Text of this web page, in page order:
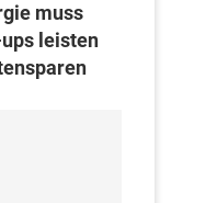
muss
leisten